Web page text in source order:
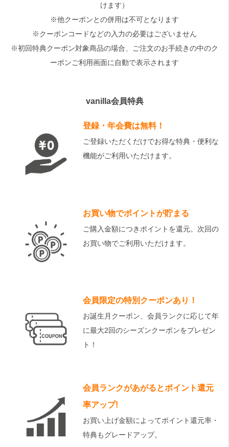
けます）
※他クーポンとの併用は不可となります
※クーポンコードなどの入力の必要はございません
※初回特典クーポン対象商品の場合、ご注文のお手続きの中のク
ーポンご利用画面に自動で表示されます
vanilla会員特典
登録・年会費は無料！
ご登録いただくだけでお得な特典・便利な
機能がご利用いただけます。
お買い物でポイントが貯まる
ご購入金額につきポイントを還元。次回の
お買い物でご利用いただけます。
会員限定の特別クーポンあり！
お誕生月クーポン、会員ランクに応じて年
に最大2回のシーズンクーポンをプレゼン
ト！
会員ランクがあがるとポイント還元
率アップ!
お買い上げ金額によってポイント還元率・
特典もグレードアップ。